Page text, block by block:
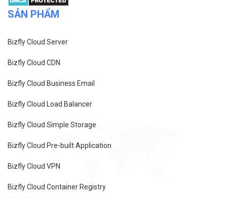
SẢN PHẨM
Bizfly Cloud Server
Bizfly Cloud CDN
Bizfly Cloud Business Email
Bizfly Cloud Load Balancer
Bizfly Cloud Simple Storage
Bizfly Cloud Pre-built Application
Bizfly Cloud VPN
Bizfly Cloud Container Registry